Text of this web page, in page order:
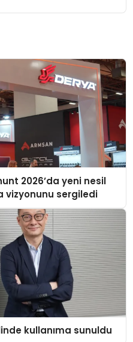
2026’da yeni nesil
vizyonunu sergiledi
kullanıma sunuldu